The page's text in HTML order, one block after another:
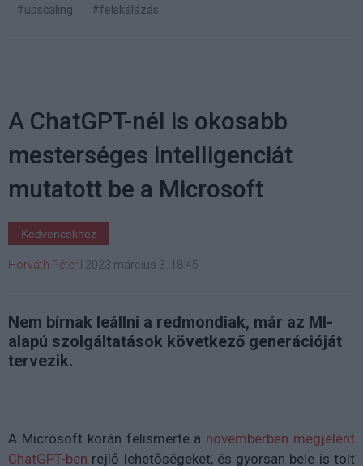
#upscaling
#felskálázás
A ChatGPT-nél is okosabb
mesterséges intelligenciát
mutatott be a Microsoft
Kedvencekhez
Horváth Péter 2023 március 3. 18:45
Nem bírnak leállni a redmondiak, már az MI-
alapú szolgáltatások következő generációját
tervezik.
A Microsoft korán felismerte a novemberben megjelent
ChatGPT-ben rejlő lehetőségeket, és gyorsan bele is tolt